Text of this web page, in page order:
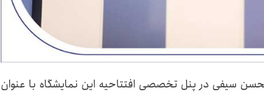
سیفی در پنل تخصصی افتتاحیه این نمایشگاه با عنوان